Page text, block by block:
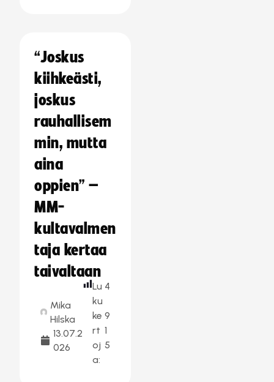
“Joskus
kiihkeästi,
joskus
rauhallisem
min, mutta
aina
oppien” –
MM-
kultavalmen
taja kertaa
taivaltaan
Mika
Hilska
13.07.2
026
Lu
ku
ke
rt
oj
a:
4
9
1
5